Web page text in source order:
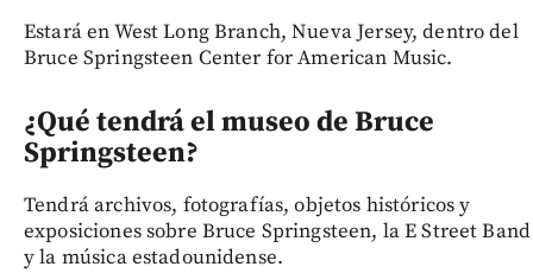
Estará en West Long Branch, Nueva Jersey, dentro del
Bruce Springsteen Center for American Music.
¿Qué tendrá el museo de Bruce
Springsteen?
Tendrá archivos, fotografías, objetos históricos y
exposiciones sobre Bruce Springsteen, la E Street Band
y la música estadounidense.